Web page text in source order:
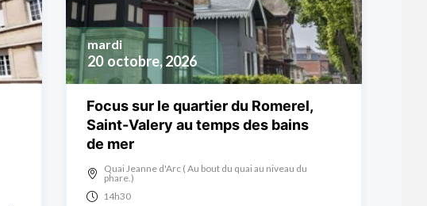
20 octobre, 2026
mardi
Focus sur le quartier du Romerel,
Saint-Valery au temps des bains
de mer
Quai Jeanne d'Arc ( Au bout du quai au niveau du
phare.)
14h30